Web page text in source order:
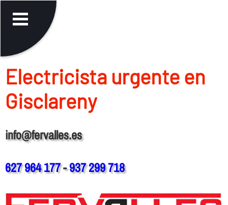
Electricista urgente en
Gisclareny
info@fervalles.es
627 964 177-937 299 718